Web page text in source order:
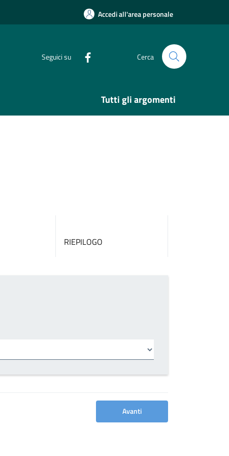
Accedi all'area personale
Seguici su Cerca
Tutti gli argomenti
RIEPILOGO
Avanti